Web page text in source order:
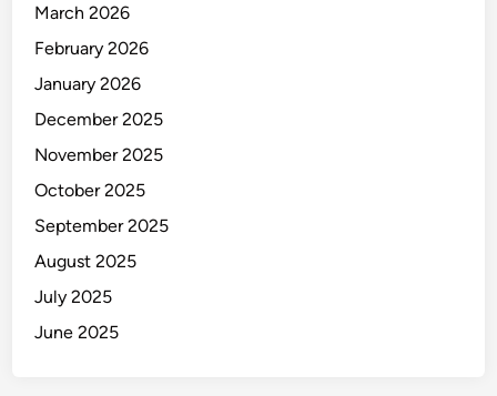
March 2026
February 2026
January 2026
December 2025
November 2025
October 2025
September 2025
August 2025
July 2025
June 2025